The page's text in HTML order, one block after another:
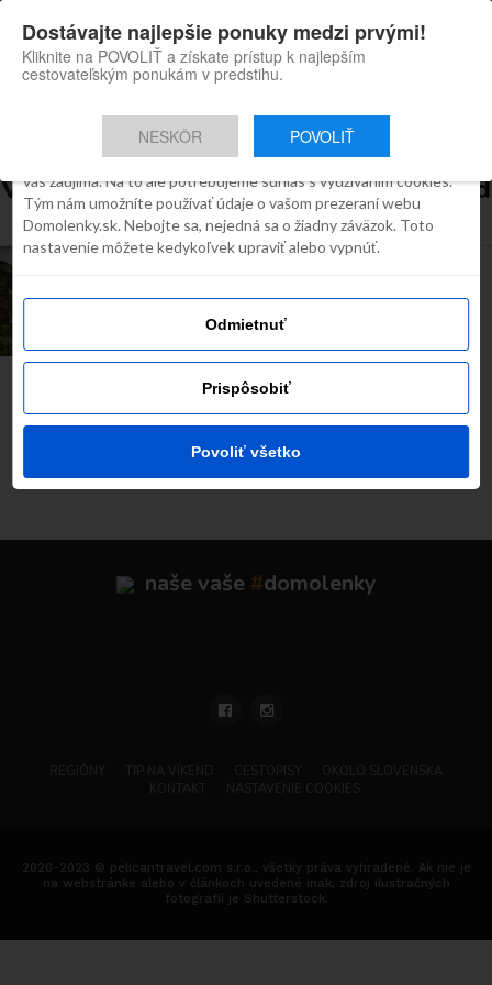
Domolenky appka
Skvelé tipy na cestovanie po
Slovensku
Inštaluj
Všetky príspevky týkajúce sa "vodopad
bystre"
Slovensku
Najčítanejšie dnes
naše vaše #domolenky
2020-2023 © pelicantravel.com s.r.o., všetky práva vyhradené. Ak nie je
na webstránke alebo v článkoch uvedené inak, zdroj ilustračných
fotografií je Shutterstock.
Súhlas Detaily O cookies
Robíme všetko preto, aby sme vám zobrazovali iba obsah, ktorý
vás zaujíma. Na to ale potrebujeme súhlas s využívaním cookies.
Tým nám umožníte používať údaje o vašom prezeraní webu
Domolenky.sk. Nebojte sa, nejedná sa o žiadny záväzok. Toto
nastavenie môžete kedykoľvek upraviť alebo vypnúť.
Odmietnuť
Prispôsobiť
Povoliť všetko
Dostávajte najlepšie ponuky medzi prvými!
Kliknite na POVOLIŤ a získate prístup k najlepším
cestovateľským ponukám v predstihu.
NESKÔR POVOLIŤ